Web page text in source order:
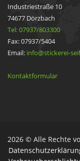
Industriestraße 10
74677 Dörzbach
Tel: 07937/803300
Fax: 07937/5404
Email: info@stickerei-
Kontaktformular
2026 © Alle Rechte